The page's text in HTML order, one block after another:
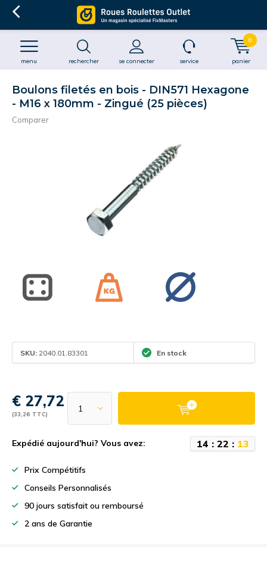
rechercher se connecter
menu service panier
0
Boulons filetés en bois - DIN571 Hexagone
- M16 x 180mm - Zingué (25 pièces)
Comparer
SKU: 2040.01.83301 En stock
€ 27,72
(33,26 TTC)
Expédié aujourd'hui? Vous avez: 14 : 22 : 13
Prix Compétitifs
Conseils Personnalisés
90 jours satisfait ou remboursé
2 ans de Garantie